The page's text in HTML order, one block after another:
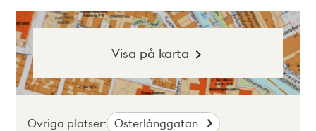
Visa på karta
Övriga platser: Österlånggatan